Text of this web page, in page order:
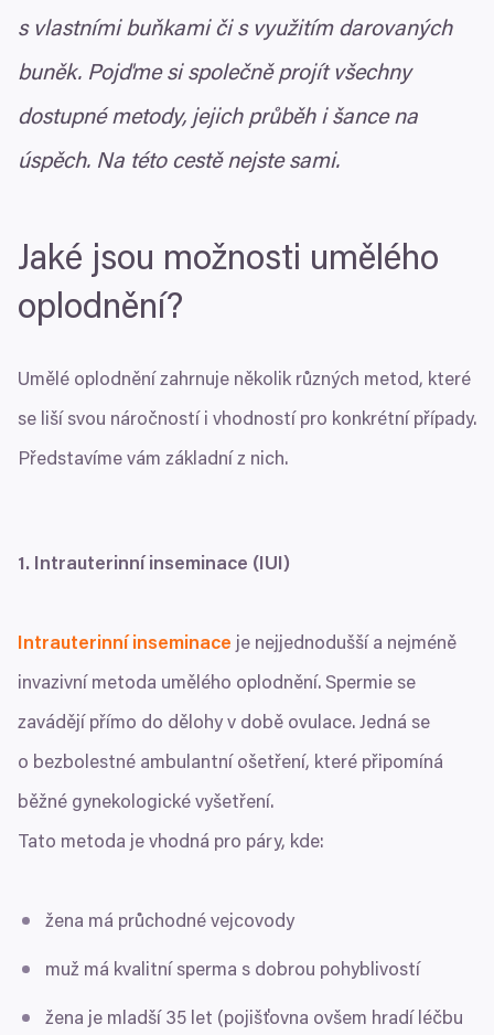
s vlastními buňkami či s využitím darovaných
buněk. Pojďme si společně projít všechny
dostupné metody, jejich průběh i šance na
úspěch. Na této cestě nejste sami.
Jaké jsou možnosti umělého
oplodnění?
Umělé oplodnění zahrnuje několik různých metod, které
se liší svou náročností i vhodností pro konkrétní případy.
Představíme vám základní z nich.
1. Intrauterinní inseminace (IUI)
Intrauterinní inseminace je nejjednodušší a nejméně
invazivní metoda umělého oplodnění. Spermie se
zavádějí přímo do dělohy v době ovulace. Jedná se
o bezbolestné ambulantní ošetření, které připomíná
běžné gynekologické vyšetření.
Tato metoda je vhodná pro páry, kde:
žena má průchodné vejcovody
muž má kvalitní sperma s dobrou pohyblivostí
žena je mladší 35 let (pojišťovna ovšem hradí léčbu